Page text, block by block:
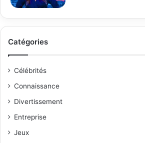
Catégories
Célébrités
Connaissance
Divertissement
Entreprise
Jeux